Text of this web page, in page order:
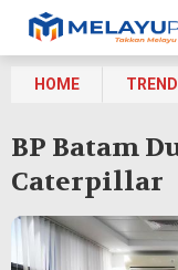
HOME
BP Batam
Caterpillar